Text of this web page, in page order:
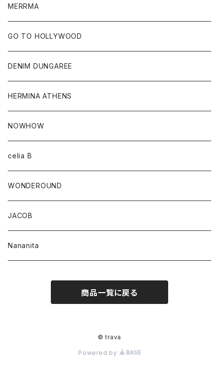
MERRMA
GO TO HOLLYWOOD
DENIM DUNGAREE
HERMINA ATHENS
NOWHOW
celia B
WONDEROUND
JACOB
Nananita
商品一覧に戻る
© trava
Powered by